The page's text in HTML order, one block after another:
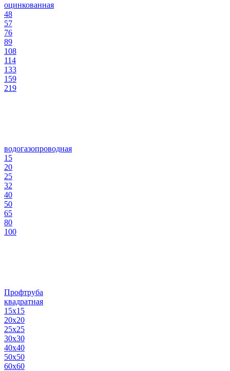
оцинкованная
48
57
76
89
108
114
133
159
219
водогазопроводная
15
20
25
32
40
50
65
80
100
Профтруба
квадратная
15х15
20х20
25х25
30х30
40х40
50х50
60х60